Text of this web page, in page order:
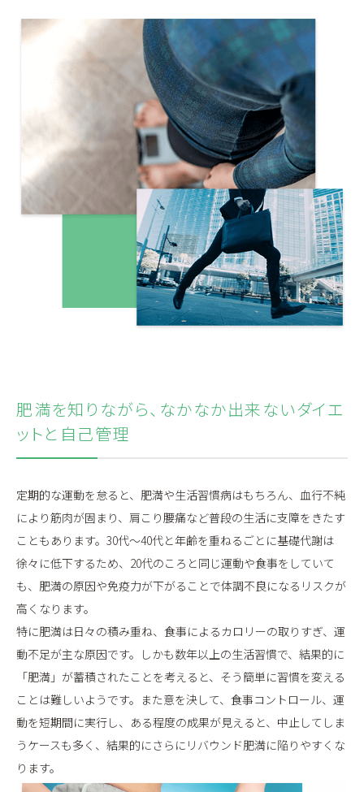
肥満を知りながら、なかなか出来ないダイエ
ットと自己管理
定期的な運動を怠ると、肥満や生活習慣病はもちろん、血行不純
により筋肉が固まり、肩こり腰痛など普段の生活に支障をきたす
こともあります。30代〜40代と年齢を重ねるごとに基礎代謝は
徐々に低下するため、20代のころと同じ運動や食事をしていて
も、肥満の原因や免疫力が下がることで体調不良になるリスクが
高くなります。
特に肥満は日々の積み重ね、食事によるカロリーの取りすぎ、運
動不足が主な原因です。しかも数年以上の生活習慣で、結果的に
「肥満」が蓄積されたことを考えると、そう簡単に習慣を変える
ことは難しいようです。また意を決して、食事コントロール、運
動を短期間に実行し、ある程度の成果が見えると、中止してしま
うケースも多く、結果的にさらにリバウンド肥満に陥りやすくな
ります。